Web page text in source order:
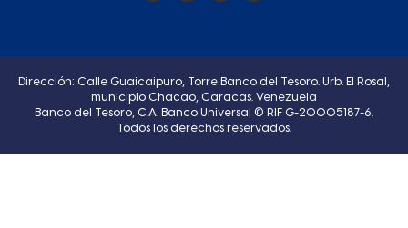
Dirección: Calle Guaicaipuro, Torre Banco del Tesoro. Urb. El Rosal,
municipio Chacao, Caracas. Venezuela
Banco del Tesoro, C.A. Banco Universal © RIF G-20005187-6.
Todos los derechos reservados.